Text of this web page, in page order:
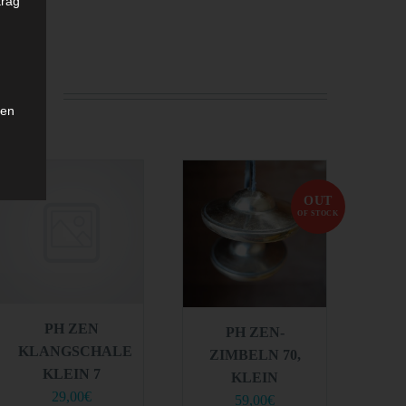
PH ZEN
KLANGSCHALE
KLEIN 7
29,00€
OUT
OF STOCK
PH ZEN-
ZIMBELN 70,
KLEIN
59,00€